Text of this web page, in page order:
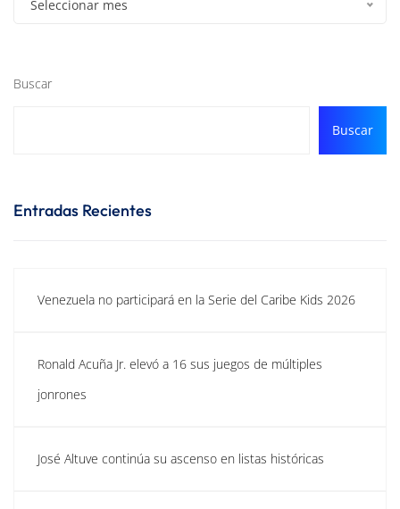
Seleccionar mes
Buscar
Buscar
Entradas Recientes
Venezuela no participará en la Serie del Caribe Kids 2026
Ronald Acuña Jr. elevó a 16 sus juegos de múltiples
jonrones
José Altuve continúa su ascenso en listas históricas